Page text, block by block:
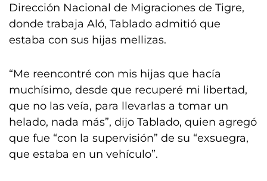
Dirección Nacional de Migraciones de Tigre,
donde trabaja Aló, Tablado admitió que
estaba con sus hijas mellizas.
“Me reencontré con mis hijas que hacía
muchísimo, desde que recuperé mi libertad,
que no las veía, para llevarlas a tomar un
helado, nada más”, dijo Tablado, quien agregó
que fue “con la supervisión” de su “exsuegra,
que estaba en un vehículo”.